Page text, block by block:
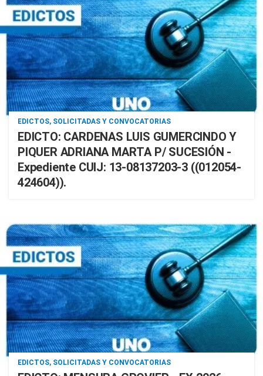
EDICTOS, SOLICITADAS Y CONVOCATORIAS
EDICTO: CARDENAS LUIS GUMERCINDO Y
PIQUER ADRIANA MARTA P/ SUCESIÓN -
Expediente CUIJ: 13-08137203-3 ((012054-
424604)).
EDICTOS, SOLICITADAS Y CONVOCATORIAS